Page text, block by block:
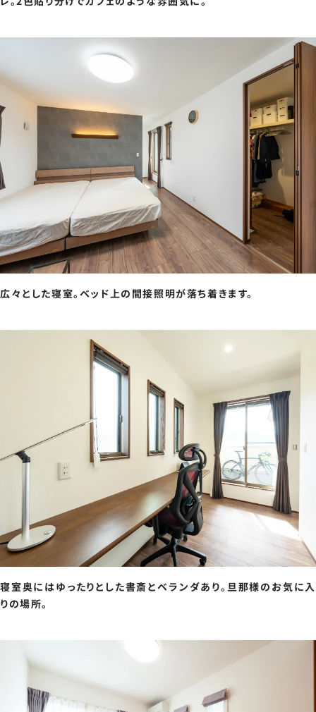
広々とした寝室。ベッド上の間接照明が落ち着きます。
寝室奥にはゆったりとした書斎とベランダあり。旦那様のお気に入
りの場所。